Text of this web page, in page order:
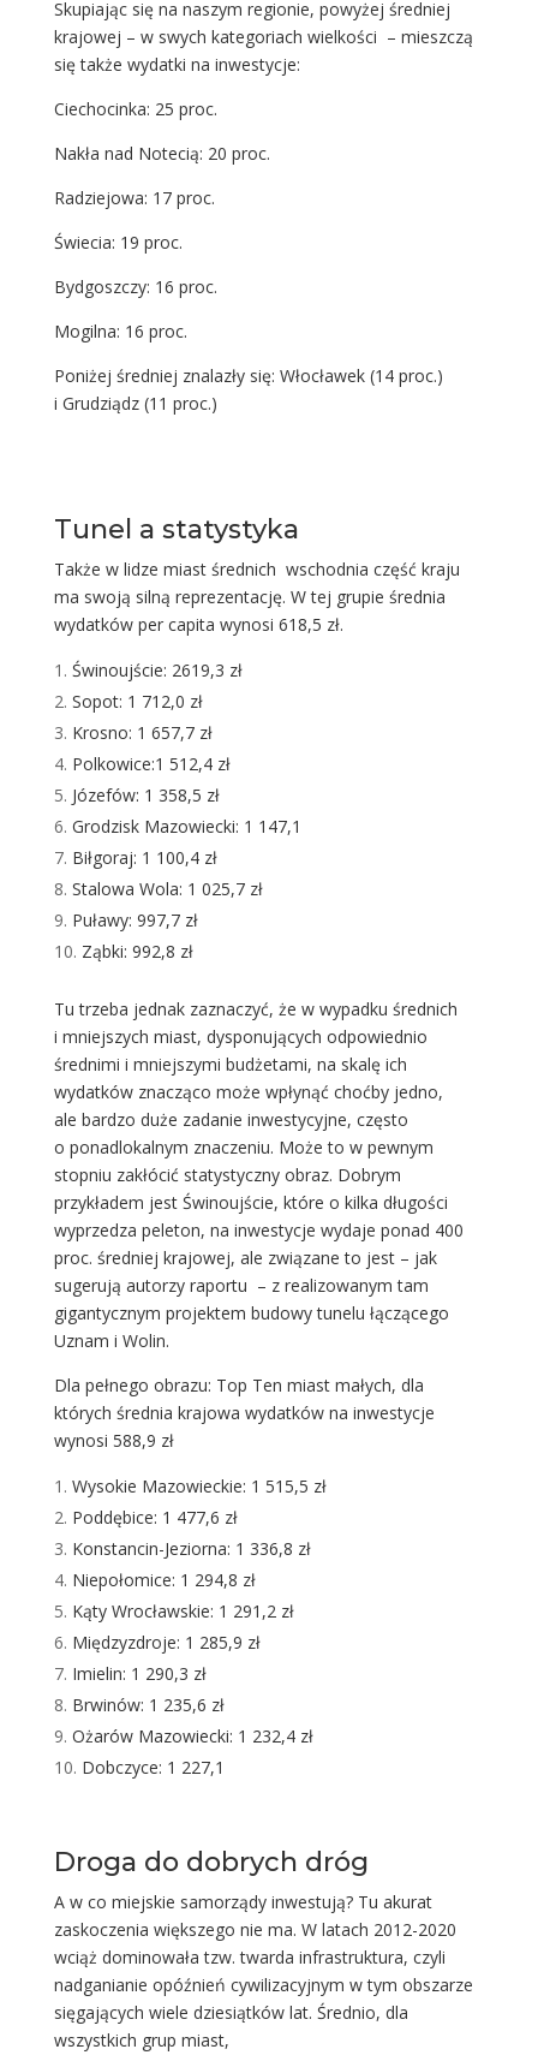
Skupiając się na naszym regionie, powyżej średniej
krajowej – w swych kategoriach wielkości – mieszczą
się także wydatki na inwestycje:
Ciechocinka: 25 proc.
Nakła nad Notecią: 20 proc.
Radziejowa: 17 proc.
Świecia: 19 proc.
Bydgoszczy: 16 proc.
Mogilna: 16 proc.
Poniżej średniej znalazły się: Włocławek (14 proc.)
i Grudziądz (11 proc.)
Tunel a statystyka
Także w lidze miast średnich wschodnia część kraju
ma swoją silną reprezentację. W tej grupie średnia
wydatków per capita wynosi 618,5 zł.
Świnoujście: 2619,3 zł
Sopot: 1 712,0 zł
Krosno: 1 657,7 zł
Polkowice:1 512,4 zł
Józefów: 1 358,5 zł
Grodzisk Mazowiecki: 1 147,1
Biłgoraj: 1 100,4 zł
Stalowa Wola: 1 025,7 zł
Puławy: 997,7 zł
Ząbki: 992,8 zł
Tu trzeba jednak zaznaczyć, że w wypadku średnich
i mniejszych miast, dysponujących odpowiednio
średnimi i mniejszymi budżetami, na skalę ich
wydatków znacząco może wpłynąć choćby jedno,
ale bardzo duże zadanie inwestycyjne, często
o ponadlokalnym znaczeniu. Może to w pewnym
stopniu zakłócić statystyczny obraz. Dobrym
przykładem jest Świnoujście, które o kilka długości
wyprzedza peleton, na inwestycje wydaje ponad 400
proc. średniej krajowej, ale związane to jest – jak
sugerują autorzy raportu – z realizowanym tam
gigantycznym projektem budowy tunelu łączącego
Uznam i Wolin.
Dla pełnego obrazu: Top Ten miast małych, dla
których średnia krajowa wydatków na inwestycje
wynosi 588,9 zł
Wysokie Mazowieckie: 1 515,5 zł
Poddębice: 1 477,6 zł
Konstancin-Jeziorna: 1 336,8 zł
Niepołomice: 1 294,8 zł
Kąty Wrocławskie: 1 291,2 zł
Międzyzdroje: 1 285,9 zł
Imielin: 1 290,3 zł
Brwinów: 1 235,6 zł
Ożarów Mazowiecki: 1 232,4 zł
Dobczyce: 1 227,1
Droga do dobrych dróg
A w co miejskie samorządy inwestują? Tu akurat
zaskoczenia większego nie ma. W latach 2012-2020
wciąż dominowała tzw. twarda infrastruktura, czyli
nadganianie opóźnień cywilizacyjnym w tym obszarze
sięgających wiele dziesiątków lat. Średnio, dla
wszystkich grup miast,